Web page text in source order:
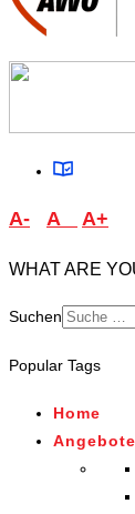
A- A A+
WHAT ARE
Suchen
for results.
Popular Tags
Home
Angebote